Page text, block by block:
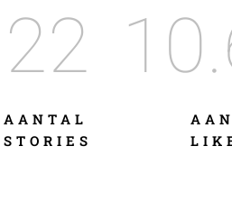
AANTAL
STORIES
22